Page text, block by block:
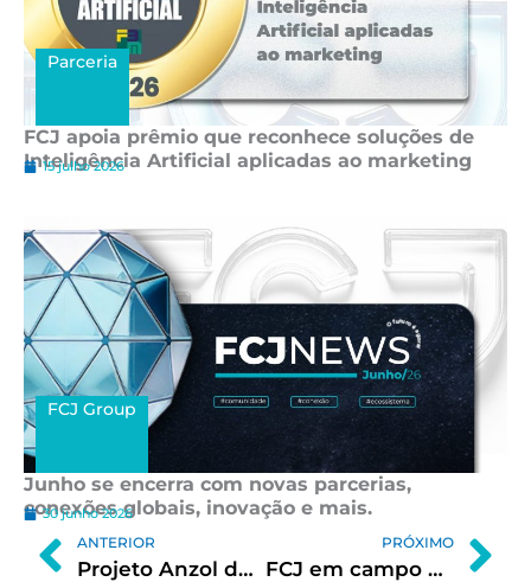
Parceria
FCJ apoia prêmio que reconhece soluções de
Inteligência Artificial aplicadas ao marketing
15 julho 2026
FCJ Group
Junho se encerra com novas parcerias,
conexões globais, inovação e mais.
30 junho 2026
Prev
ANTERIOR
Projeto Anzol de Ouro, MBA de Inovação, Rodada Mubius, Mentoria FCJ, Space, 13ª Rodada de Negócios e Muito Mais!
PRÓXIMO
FCJ em campo com o São Paulo FC! E mais: Anzol de Ouro, Sirius e 100 Startups to Watch 2025!